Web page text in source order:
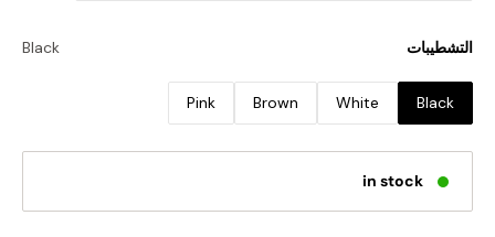
التشطيبات Black
Black
White
Brown
Pink
in stock